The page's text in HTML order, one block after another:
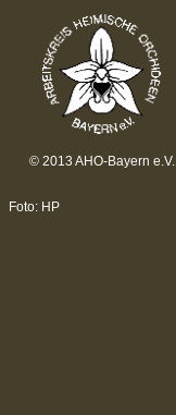
© 2013 AHO-Bayern e.V.
Foto: HP